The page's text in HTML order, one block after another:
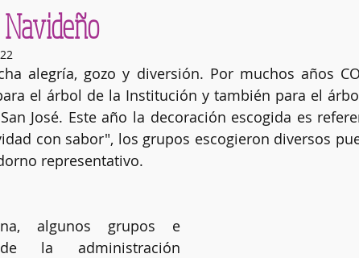
alegría, gozo y diversión. Por muchos años
el árbol de la Institución y también para el
José. Este año la decoración escogida es
con sabor", los grupos escogieron diversos
representativo.
algunos grupos e
la administración